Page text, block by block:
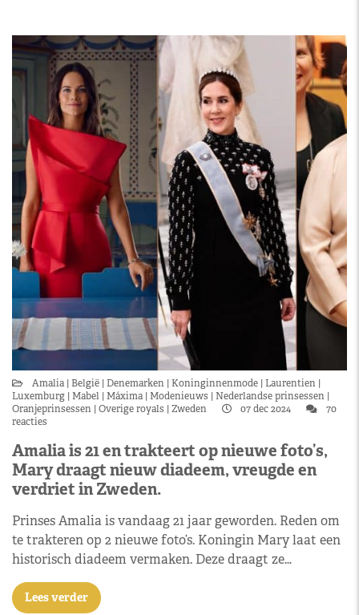
Amalia België Denemarken Koninginnenmode Laurentien
Luxemburg Mabel Máxima Modenieuws
Nederlandse prinsessen
Oranjeprinsessen Overige royals Zweden 07 dec 2024
70
reacties
Amalia is 21 en trakteert op nieuwe foto’s,
Mary draagt nieuw diadeem, vreugde en
verdriet in Zweden.
Prinses Amalia is vandaag 21 jaar geworden. Reden om
te trakteren op 2 nieuwe foto’s. Koningin Mary laat een
historisch diadeem vermaken. Deze draagt ze…
Lees verder